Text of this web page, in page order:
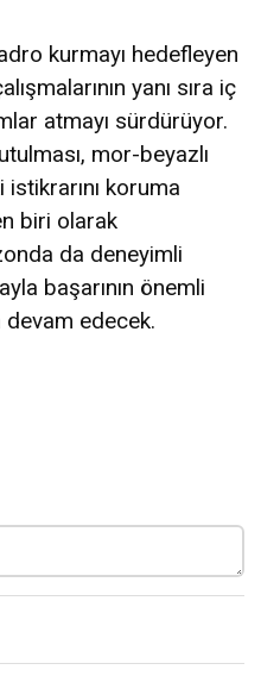
kurmayı hedefleyen
yanı sıra iç
atmayı sürdürüyor.
mor-beyazlı
koruma
biri olarak
da deneyimli
başarının önemli
edecek.